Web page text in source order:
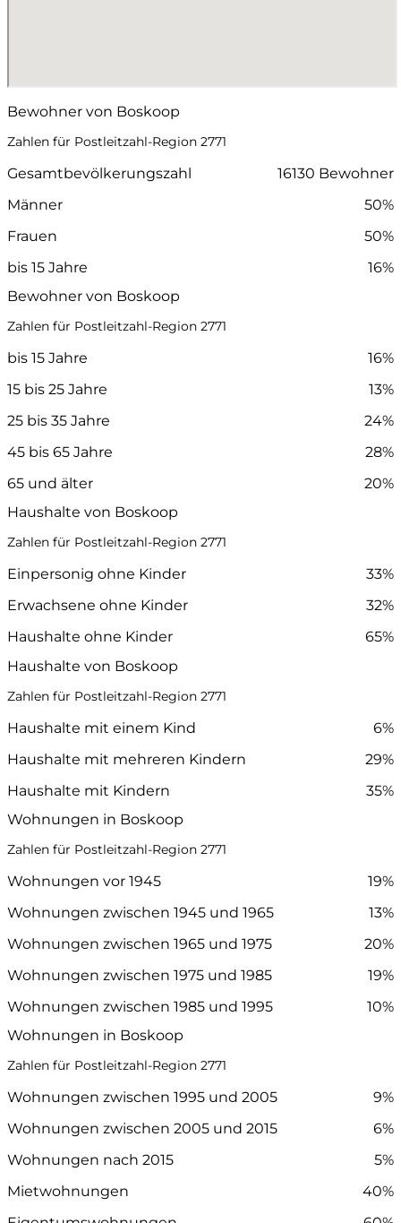
Bewohner von Boskoop
Zahlen für Postleitzahl-Region 2771
Gesamtbevölkerungszahl
16130 Bewohner
Männer
50%
Frauen
50%
bis 15 Jahre
16%
Bewohner von Boskoop
Zahlen für Postleitzahl-Region 2771
bis 15 Jahre
16%
15 bis 25 Jahre
13%
25 bis 35 Jahre
24%
45 bis 65 Jahre
28%
65 und älter
20%
Haushalte von Boskoop
Zahlen für Postleitzahl-Region 2771
Einpersonig ohne Kinder
33%
Erwachsene ohne Kinder
32%
Haushalte ohne Kinder
65%
Haushalte von Boskoop
Zahlen für Postleitzahl-Region 2771
Haushalte mit einem Kind
6%
Haushalte mit mehreren Kindern
29%
Haushalte mit Kindern
35%
Wohnungen in Boskoop
Zahlen für Postleitzahl-Region 2771
Wohnungen vor 1945
19%
Wohnungen zwischen 1945 und 1965
13%
Wohnungen zwischen 1965 und 1975
20%
Wohnungen zwischen 1975 und 1985
19%
Wohnungen zwischen 1985 und 1995
10%
Wohnungen in Boskoop
Zahlen für Postleitzahl-Region 2771
Wohnungen zwischen 1995 und 2005
9%
Wohnungen zwischen 2005 und 2015
6%
Wohnungen nach 2015
5%
Mietwohnungen
40%